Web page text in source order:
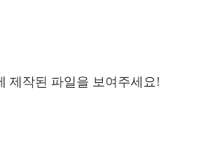
제작된 파일을 보여주세요!